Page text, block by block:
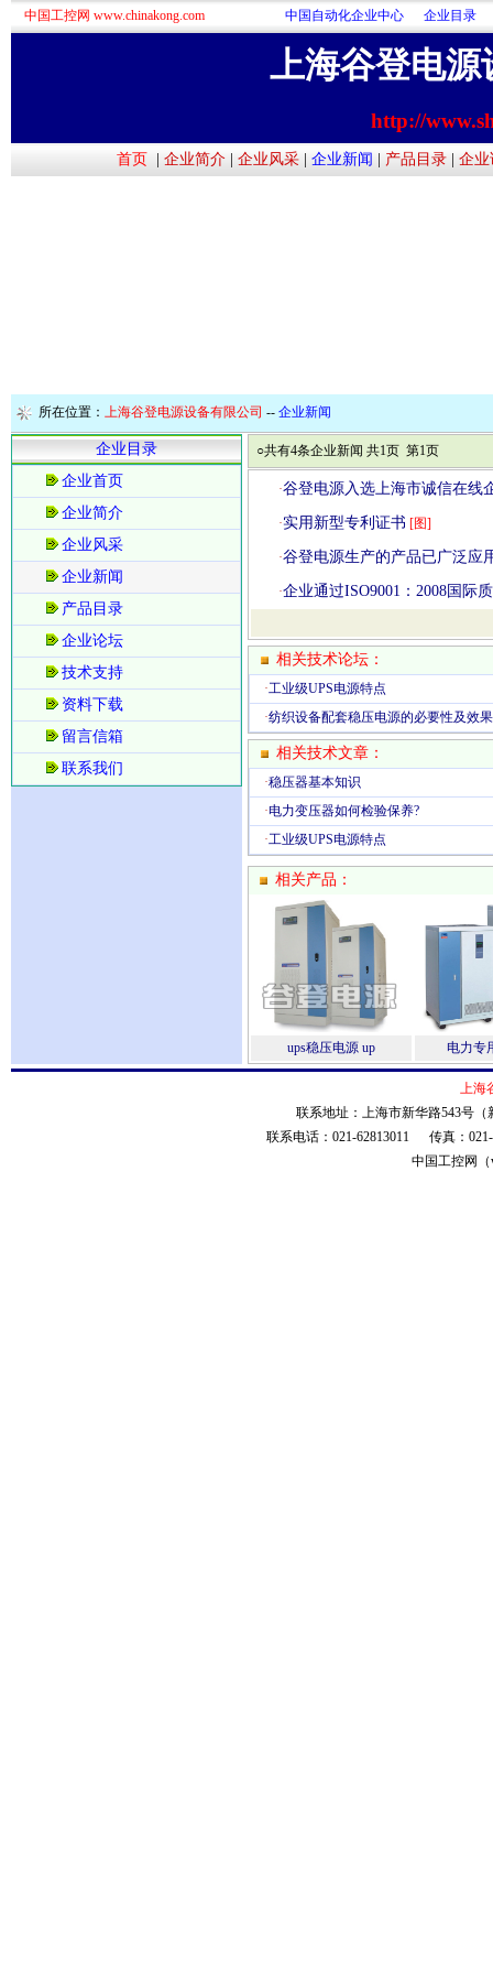
中国工控网 www.chinakong.com 中国自动化企业中心 企业目录
上海谷登电源
http://
首页 企业简介| 企业风采| 企业新闻 产品目录| 企业
所在位置： 上海谷登电源设备有限公司 -- 企业新闻
企业目录
企业首页
企业简介
企业风采
企业新闻
产品目录
企业论坛
技术支持
资料下载
留言信箱
联系我们
○共有4条企业新闻 共1页 第1页
·谷登电源入选上海市诚信在线
·实用新型专利证书 [图]
·谷登电源生产的产品已广泛应
·企业通过ISO9001：2008国际
相关技术论坛：
·工业级UPS电源特点
·纺织设备配套稳压电源的必要性及效果
相关技术文章：
·稳压器基本知识
·电力变压器如何检验保养?
·工业级UPS电源特点
相关产品：
ups稳压电源 up 电力专
上海
联系地址：上海市新华路543号
联系电话：021-62813011 传真：
中国工控网（